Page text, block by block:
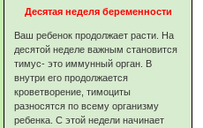
Десятая неделя беременности
Ваш ребенок продолжает расти. На
десятой неделе важным становится
тимус- это иммунный орган. В
внутри его продолжается
кроветворение, тимоциты
разносятся по всему организму
ребенка. С этой недели начинает